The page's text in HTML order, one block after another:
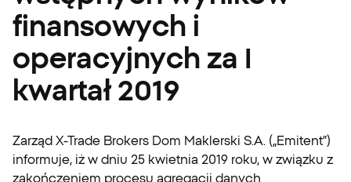
finansowych i
operacyjnych za I
kwartał 2019
Zarząd X-Trade Brokers Dom Maklerski S.A. („Emitent”)
informuje, iż w dniu 25 kwietnia 2019 roku, w związku z
zakończeniem procesu agregacji danych